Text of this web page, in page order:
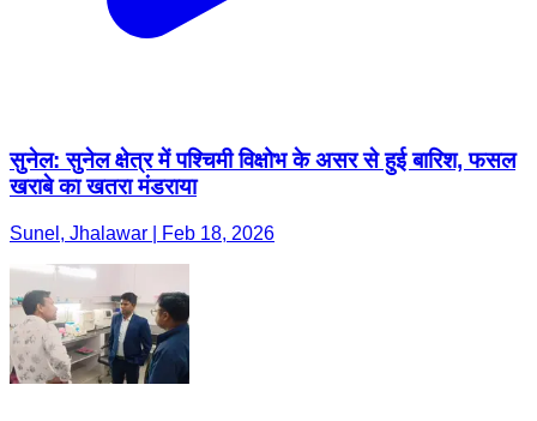
सुनेल: सुनेल क्षेत्र में पश्चिमी विक्षोभ के असर से हुई बारिश, फसल
खराबे का खतरा मंडराया
Sunel, Jhalawar | Feb 18, 2026